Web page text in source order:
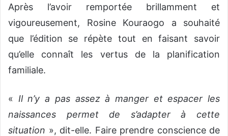
Après l’avoir remportée brillamment et
vigoureusement, Rosine Kouraogo a souhaité
que l’édition se répète tout en faisant savoir
qu’elle connaît les vertus de la planification
familiale.
« Il n’y a pas assez à manger et espacer les
naissances permet de s’adapter à cette
situation », dit-elle. Faire prendre conscience de